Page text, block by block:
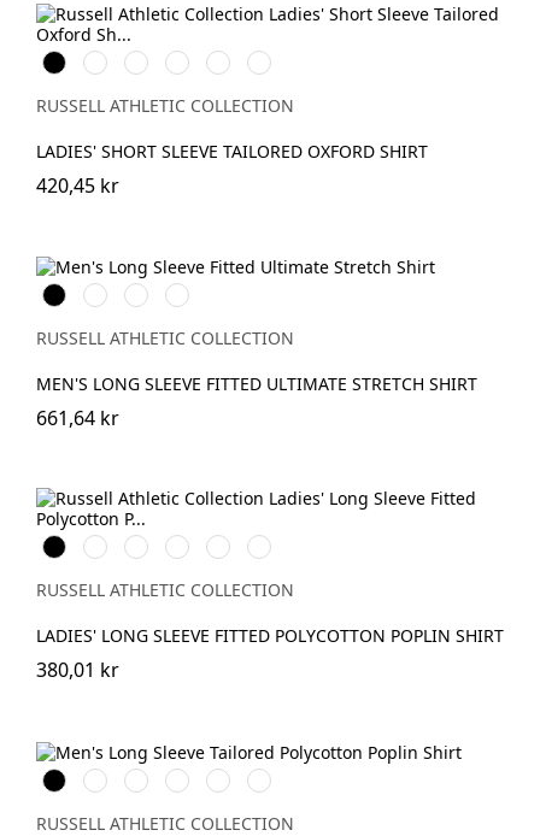
BlackWhiteSilverBright
Royal
Oxford
Blue
Bright
Navy
RUSSELL ATHLETIC COLLECTION
LADIES' SHORT SLEEVE TAILORED OXFORD SHIRT
420,45 kr
BlackWhiteBright
Navy
Bright
Sky
RUSSELL ATHLETIC COLLECTION
MEN'S LONG SLEEVE FITTED ULTIMATE STRETCH SHIRT
661,64 kr
BlackWhiteFrench
Navy
Classic
Red
Convoy
Grey
Corporate
Blue
RUSSELL ATHLETIC COLLECTION
LADIES' LONG SLEEVE FITTED POLYCOTTON POPLIN SHIRT
380,01 kr
BlackWhiteFrench
Navy
Classic
Red
Convoy
Grey
Corporate
Blue
RUSSELL ATHLETIC COLLECTION